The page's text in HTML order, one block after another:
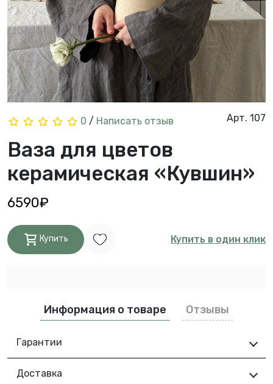
0 / Написать отзыв Арт. 107
Ваза для цветов
керамическая «Кувшин»
6590₽
Купить Купить в один клик
Информация о товаре Отзывы
Гарантии
Доставка